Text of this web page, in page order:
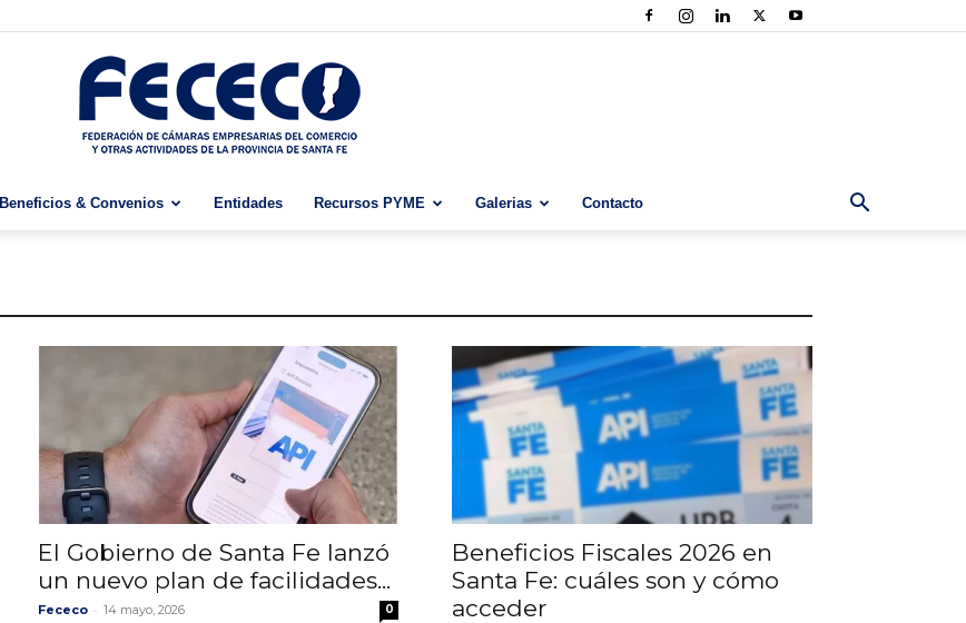
Beneficios & Convenios Entidades Recursos PYME Galerias Contacto
El Gobierno de Santa Fe lanzó
un nuevo plan de facilidades...
Fececo - 14 mayo, 2026 0
Beneficios Fiscales 2026 en
Santa Fe: cuáles son y cómo
acceder